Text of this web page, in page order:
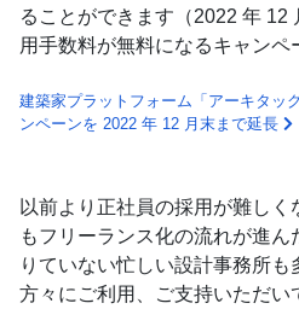
ることができます（2022 年 12
用手数料が無料になるキャンペ
建築家プラットフォーム「アーキタッ
ンペーンを 2022 年 12 月末まで延長
以前より正社員の採用が難し
もフリーランス化の流れが進
りていない忙しい設計事務所
方々にご利用、ご支持いただい